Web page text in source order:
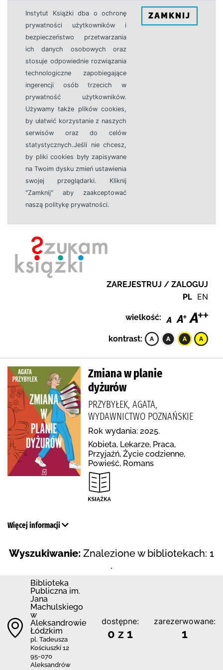
Instytut Książki dba o ochronę
prywatności użytkowników i
bezpieczeństwo przetwarzania
ich danych osobowych oraz
stosuje odpowiednie rozwiązania
technologiczne zapobiegające
ingerencji osób trzecich w
prywatność użytkowników.
Używamy także plików cookies,
by ułatwić korzystanie z naszych
serwisów oraz do celów
statystycznych.Jeśli nie chcesz,
by pliki cookies były zapisywane
na Twoim dysku zmień ustawienia
swojej przeglądarki. Kliknij
"Zamknij" aby zaakceptować
naszą politykę prywatności.
ZAMKNIJ
ZAREJESTRUJ / ZALOGUJ
PL EN
wielkość:
kontrast:
Zmiana w planie
dyżurów
PRZYBYŁEK, AGATA,
WYDAWNICTWO POZNAŃSKIE
Rok wydania: 2025.
Kobieta, Lekarze, Praca,
Przyjaźń, Życie codzienne,
Powieść, Romans
Więcej informacji
Wyszukiwanie: Znalezione w bibliotekach: 1
.
Biblioteka
Publiczna im.
Jana
Machulskiego
w
Aleksandrowie
Łódzkim
pl. Tadeusza
Kościuszki 12
95-070
Aleksandrów
dostępne:
0 z 1
zarezerwowane:
1